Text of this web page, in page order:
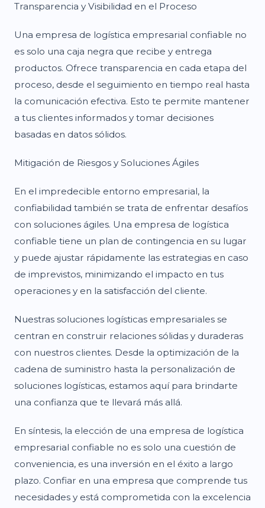
Transparencia y Visibilidad en el Proceso
Una empresa de logística empresarial confiable no
es solo una caja negra que recibe y entrega
productos. Ofrece transparencia en cada etapa del
proceso, desde el seguimiento en tiempo real hasta
la comunicación efectiva. Esto te permite mantener
a tus clientes informados y tomar decisiones
basadas en datos sólidos.
Mitigación de Riesgos y Soluciones Ágiles
En el impredecible entorno empresarial, la
confiabilidad también se trata de enfrentar desafíos
con soluciones ágiles. Una empresa de logística
confiable tiene un plan de contingencia en su lugar
y puede ajustar rápidamente las estrategias en caso
de imprevistos, minimizando el impacto en tus
operaciones y en la satisfacción del cliente.
Nuestras soluciones logísticas empresariales se
centran en construir relaciones sólidas y duraderas
con nuestros clientes. Desde la optimización de la
cadena de suministro hasta la personalización de
soluciones logísticas, estamos aquí para brindarte
una confianza que te llevará más allá.
En síntesis, la elección de una empresa de logística
empresarial confiable no es solo una cuestión de
conveniencia, es una inversión en el éxito a largo
plazo. Confiar en una empresa que comprende tus
necesidades y está comprometida con la excelencia